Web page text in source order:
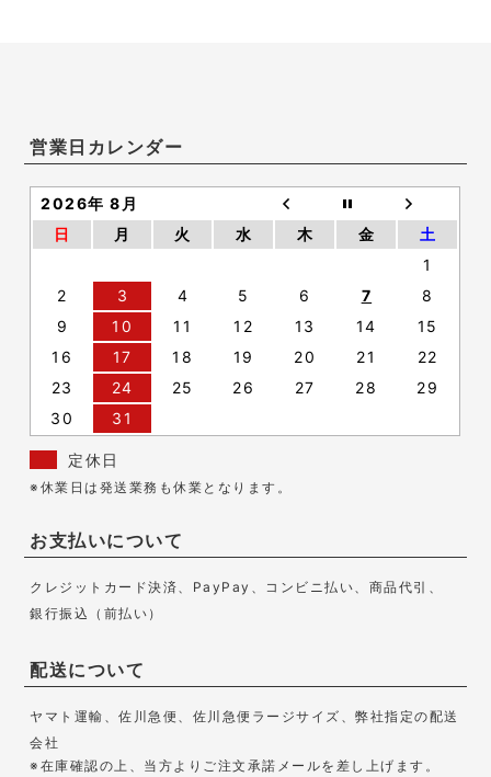
営業日カレンダー
2026年 8月
日
月 火 水 木 金
土
1
2
3 4 5 6 7
8
9
10 11 12 13 14
15
16
17 18 19 20 21
22
23
24 25 26 27 28
29
30
31
定休日
※休業日は発送業務も休業となります。
お支払いについて
クレジットカード決済、PayPay、コンビニ払い、商品代引、
銀行振込（前払い）
配送について
ヤマト運輸、佐川急便、佐川急便ラージサイズ、弊社指定の配送
会社
※在庫確認の上、当方よりご注文承諾メールを差し上げます。